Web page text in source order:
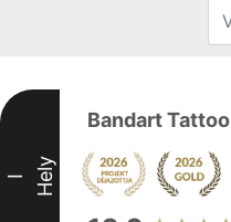
I Hely
Bandart Tattoo